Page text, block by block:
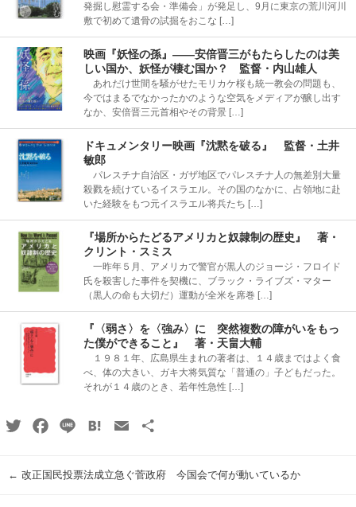
発掘し慰霊する会・準備会」が発足し、9月に東京の荒川河川
敷で初めて遺骨の試掘をおこな […]
映画『妖怪の孫』――安倍晋三がもたらしたのは美
しい国か、妖怪が棲む国か？ 監督・内山雄人
あれだけ世間を騒がせたモリカケ桜も統一教会の問題も、
今ではまるでなかったかのような空気をメディアが醸し出す
なか、安倍晋三元首相やその背景 […]
ドキュメンタリー映画『沈黙を破る』 監督・土井
敏郎
パレスチナ自治区・ガザ地区でパレスチナ人の無差別大量
殺戮を続けているイスラエル。その国のなかに、占領地に赴
いた経験をもつ元イスラエル将兵たち […]
『場所からたどるアメリカと奴隷制の歴史』 著・
クリント・スミス
一昨年５月、アメリカで警官が黒人のジョージ・フロイド
氏を殺害した事件を契機に、ブラック・ライブズ・マター
（黒人の命も大切だ）運動が全米を席巻 […]
『〈弱さ〉を〈強み〉に 突然複数の障がいをもっ
た僕ができること』 著・天畠大輔
１９８１年、広島県生まれの著者は、１４歳まではよく食
べ、体の大きい、ガキ大将気質な「普通の」子どもだった。
それが１４歳のとき、若年性急性 […]
TwitterFacebook
Line HatenaEmail
← 改正国民投票法成立急ぐ菅政府 今国会で何が動いているか